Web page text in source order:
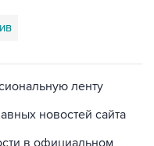
ленту
новостей сайта
в официальном